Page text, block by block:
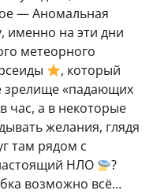
— Аномальная
именно на эти дни
метеорного
, который
зрелище «падающих
час, а в некоторые
желания, глядя
там рядом с
НЛО
?
возможно всё…